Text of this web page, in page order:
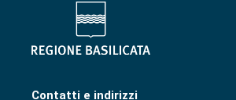
Contatti e indirizzi